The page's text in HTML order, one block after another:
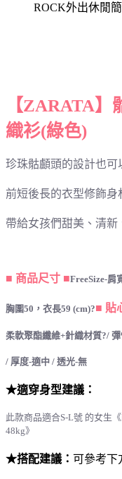
ROCK外出休閒
【ZARATA】
織衫(綠色)
珍珠骷顱頭的設計也可
前短後長的衣型修飾身
帶給女孩們甜美、清
■ 商品尺寸 ■FreeSize-肩
胸圍50，衣長59 (cm)?■ 貼
柔軟聚酯纖維+針織材質?/
/ 厚度-適中 / 透光-無
★適穿身型建議：
此款商品適合S-L號 的女生
48kg》
★搭配建議： 可參考下